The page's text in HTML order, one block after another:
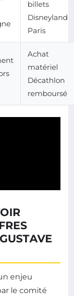
billets
Disneyland
Paris
Achat
matériel
Décathlon
remboursé
enjeu
le comité